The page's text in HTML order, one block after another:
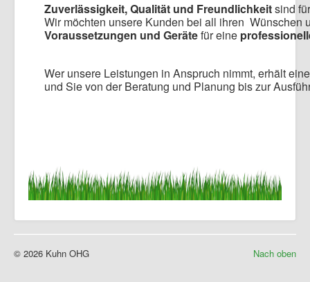
Zuverlässigkeit, Qualität und Freundlichkeitsind
Wir möchten unsere Kunden bei all ihren Wünschen
Voraussetzungen und Gerätefür eine
Wer unsere Leistungen in Anspruch nimmt, erhält
und Sie von der Beratung und Planung bis zur
Nach oben
© 2026 Kuhn OHG